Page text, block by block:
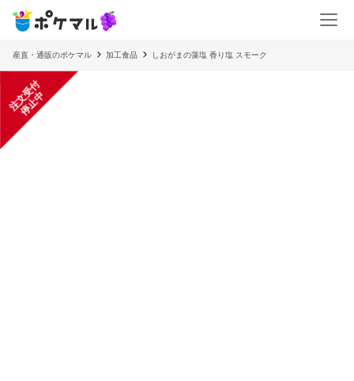
産直・通販のポケマル 加工食品 しおがまの藻塩 香り塩 スモーク
注
文
受
付
停
止
中